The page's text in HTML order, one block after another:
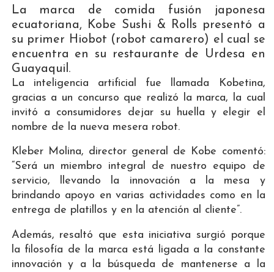
La marca de comida fusión japonesa
ecuatoriana, Kobe Sushi & Rolls presentó a
su primer Hiobot (robot camarero) el cual se
encuentra en su restaurante de Urdesa en
Guayaquil.
La inteligencia artificial fue llamada Kobetina,
gracias a un concurso que realizó la marca, la cual
invitó a consumidores dejar su huella y elegir el
nombre de la nueva mesera robot.
Kleber Molina, director general de Kobe comentó:
“Será un miembro integral de nuestro equipo de
servicio, llevando la innovación a la mesa y
brindando apoyo en varias actividades como en la
entrega de platillos y en la atención al cliente”.
Además, resaltó que esta iniciativa surgió porque
la filosofía de la marca está ligada a la constante
innovación y a la búsqueda de mantenerse a la